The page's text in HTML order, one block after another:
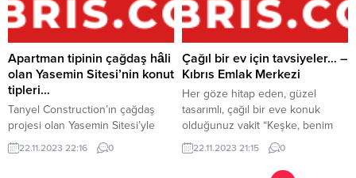
sektöründe de iddialı… Crafted
Yapı markasıyla sektörün kalite
çıtasını yükselten grup, Goodlife
Apartmanları’ndan sonrasında
Living Town projesiyle de büyük
ilgi görmüş...
Brokerlığını Yusuf Devitas’ın
yapmış olduğu Devitas Estates’in
tek yetkili satışını sürdürdüğü
proje, dikkat çekenler içinde.
Kıbrıs konut pazarında kalite ve
standart çıtasını yükselten...
Apartman tipinin çağdaş hâli
olan Yasemin Sitesi’nin konut
tipleri…
Tanyel Construction’ın çağdaş
projesi olan Yasemin Sitesi’yle
tanıştınız mı? Apartman tipine yeni
bir boyut kazandıran bu projeyle
22.11.2023 22:16 0
Çağıl bir ev için tavsiyeler… –
Kıbrıs Emlak Merkezi
Her göze hitap eden, güzel
tasarımlı, çağıl bir eve konuk
olduğunuz vakit “Keşke, benim
de evim bu kadar hoş ve biçim
gözükse!” diyenlerden misiniz?
Öyleyse bu habere göz atmanızı
22.11.2023 21:15 0